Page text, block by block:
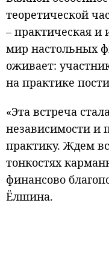
теоретической
– практическая и
мир настольных
оживает:
на практике
«Эта встреча
независимости и
практику. Ждем
тонкостях
финансово
Ёлшина.